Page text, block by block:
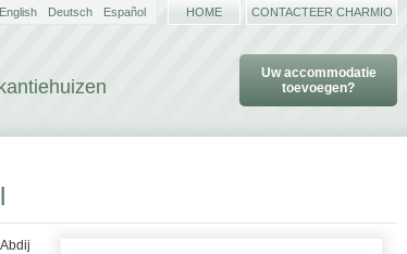
Uw accommodatie
toevoegen?
English Deutsch Español HOME CONTACTEER CHARMIO